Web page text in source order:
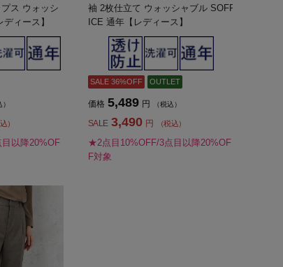
ス ウォッシ
ィース】
）
以降20%OF
袖 2枚仕立て ウォッシャブル SOFF
ICE 通年【レディース】
SALE 36%OFF OUTLET
価格 5,489 円 （税込）
SALE 3,490 円 （税込）
★2点目10%OFF/3点目以降20%OF
F対象